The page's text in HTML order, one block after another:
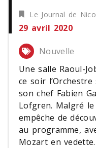
Le Journal de
29 avril 2020
Nouvelle
Une salle Raoul-
ce soir
son chef Fabien
Lofgren. Malgré
empêche de
au programme,
Mozart en vedette.